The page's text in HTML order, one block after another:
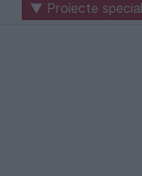
internaționale
▼ Proiecte